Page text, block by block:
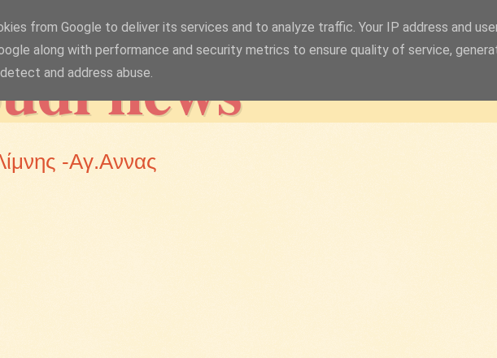
news
-Αγ.Αννας
from Google to deliver its services and to analyze traffic. Your IP address and
along with performance and security metrics to ensure quality of service,
and address abuse.